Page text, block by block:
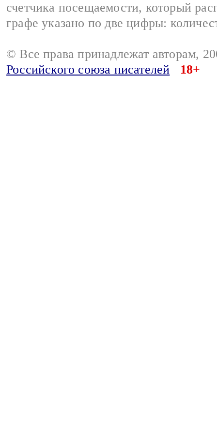
счетчика посещаемости, который
графе указано по две цифры:
© Все права принадлежат авторам,
Российского союза писателей
18+